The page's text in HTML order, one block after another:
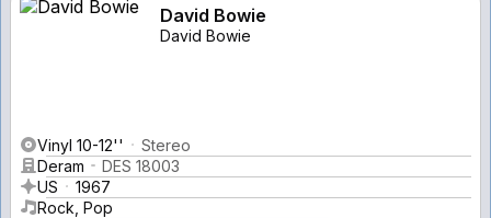
David Bowie
David Bowie
Vinyl 10-12''
Stereo
Deram
DES 18003
US
1967
Rock, Pop